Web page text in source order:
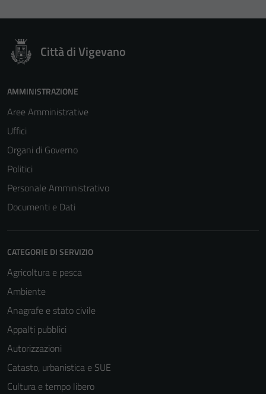
Città di Vigevano
AMMINISTRAZIONE
Aree Amministrative
Uffici
Organi di Governo
Politici
Personale Amministrativo
Documenti e Dati
CATEGORIE DI SERVIZIO
Agricoltura e pesca
Ambiente
Anagrafe e stato civile
Appalti pubblici
Autorizzazioni
Catasto, urbanistica e SUE
Cultura e tempo libero